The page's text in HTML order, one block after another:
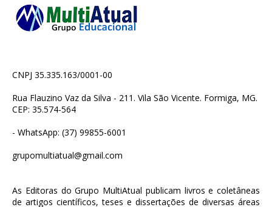
CNPJ 35.335.163/0001-00
Rua Flauzino Vaz da Silva - 211. Vila São Vicente. Formiga, MG.
CEP: 35.574-564
- WhatsApp: (37) 99855-6001
grupomultiatual@gmail.com
As Editoras do Grupo MultiAtual publicam livros e coletâneas
de artigos científicos, teses e dissertações de diversas áreas